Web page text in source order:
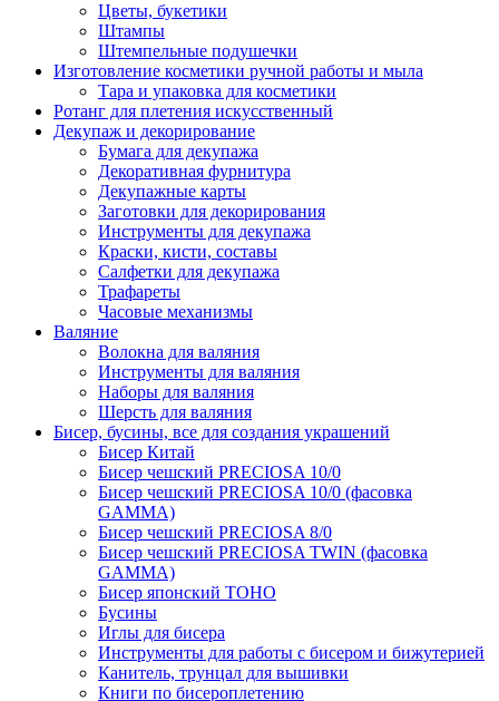
Цветы, букетики
Штампы
Штемпельные подушечки
Изготовление косметики ручной работы и мыла
Тара и упаковка для косметики
Ротанг для плетения искусственный
Декупаж и декорирование
Бумага для декупажа
Декоративная фурнитура
Декупажные карты
Заготовки для декорирования
Инструменты для декупажа
Краски, кисти, составы
Салфетки для декупажа
Трафареты
Часовые механизмы
Валяние
Волокна для валяния
Инструменты для валяния
Наборы для валяния
Шерсть для валяния
Бисер, бусины, все для создания украшений
Бисер Китай
Бисер чешский PRECIOSA 10/0
Бисер чешский PRECIOSA 10/0 (фасовка
GAMMA)
Бисер чешский PRECIOSA 8/0
Бисер чешский PRECIOSA TWIN (фасовка
GAMMA)
Бисер японский TOHO
Бусины
Иглы для бисера
Инструменты для работы с бисером и бижутерией
Канитель, трунцал для вышивки
Книги по бисероплетению